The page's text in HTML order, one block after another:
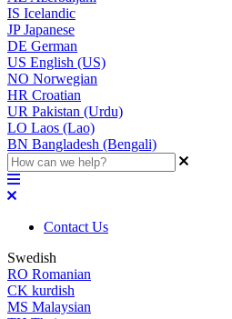
IS Icelandic
JPJapanese
DE German
US English (US)
NO Norwegian
HR Croatian
UR Pakistan (Urdu)
LO Laos (Lao)
BN Bangladesh (Bengali)
Contact Us
Swedish
RO Romanian
CK kurdish
MS Malaysian